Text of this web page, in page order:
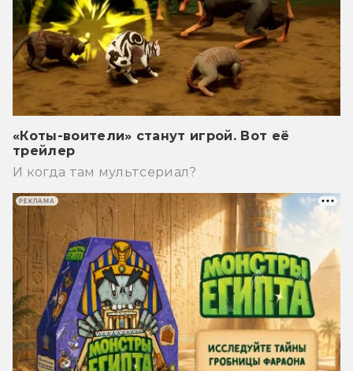
«Коты-воители» станут игрой. Вот её
трейлер
И когда там мультсериал?
РЕКЛАМА